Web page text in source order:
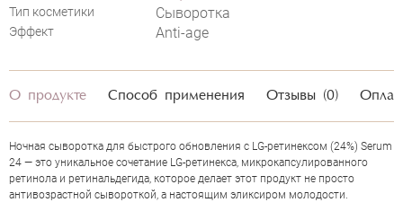
COMPLEX FEATURING LG RETINEX
Тип косметики Сыворотка
Эффект Anti-age
НАПИСАТЬ ОТЗЫВ
О продукте Способ применения Отзывы (0)
Ночная сыворотка для быстрого обновления с LG-ретинексом (24%) Serum
24 — это уникальное сочетание LG-ретинекса, микрокапсулированного
ретинола и ретинальдегида, которое делает этот продукт не просто
антивозрастной сывороткой, а настоящим эликсиром молодости.